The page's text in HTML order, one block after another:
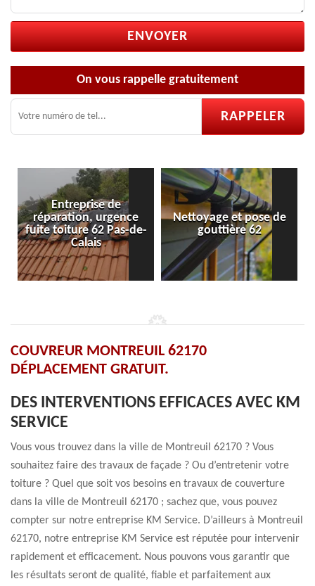
On vous rappelle gratuitement
de-
Nettoyage et pose de
gouttière 62
Pose et réparation de
velux 62
COUVREUR MONTREUIL 62170
DÉPLACEMENT GRATUIT.
DES INTERVENTIONS EFFICACES AVEC KM
SERVICE
Vous vous trouvez dans la ville de Montreuil 62170 ? Vous
souhaitez faire des travaux de façade ? Ou d’entretenir votre
toiture ? Quel que soit vos besoins en travaux de couverture
dans la ville de Montreuil 62170 ; sachez que, vous pouvez
compter sur notre entreprise KM Service. D’ailleurs à Montreuil
62170, notre entreprise KM Service est réputée pour intervenir
rapidement et efficacement. Nous pouvons vous garantir que
les résultats seront de qualité, fiable et parfaitement aux